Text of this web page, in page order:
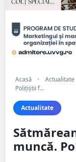
Acasă • Actualitate
Polițiștii f...
Actualitate
muncă.